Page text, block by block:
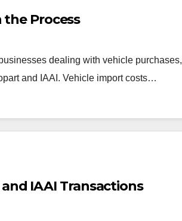
the Process
dealing with vehicle purchases,
and IAAI. Vehicle import costs…
IAAI Transactions